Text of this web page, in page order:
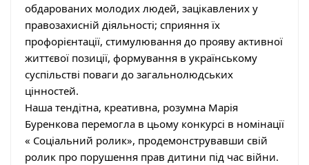
обдарованих молодих людей, зацікавлених у
правозахисній діяльності; сприяння їх
профорієнтації, стимулювання до прояву активної
життєвої позиції, формування в українському
суспільстві поваги до загальнолюдських
цінностей.
Наша тендітна, креативна, розумна Марія
Буренкова перемогла в цьому конкурсі в номінації
« Соціальний ролик», продемонструвавши свій
ролик про порушення прав дитини під час війни.